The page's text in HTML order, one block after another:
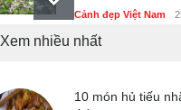
Cảnh đẹp Việt Nam
Cảnh đẹp Việt Nam
Xem nhiều nhất
10 món hủ tiếu